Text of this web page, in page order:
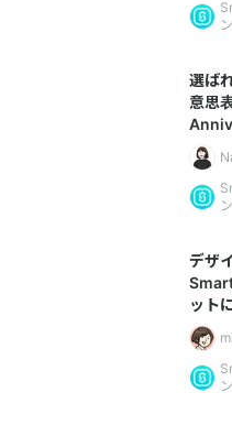
ン
選ば
意思
ン
デザ
ット
ン